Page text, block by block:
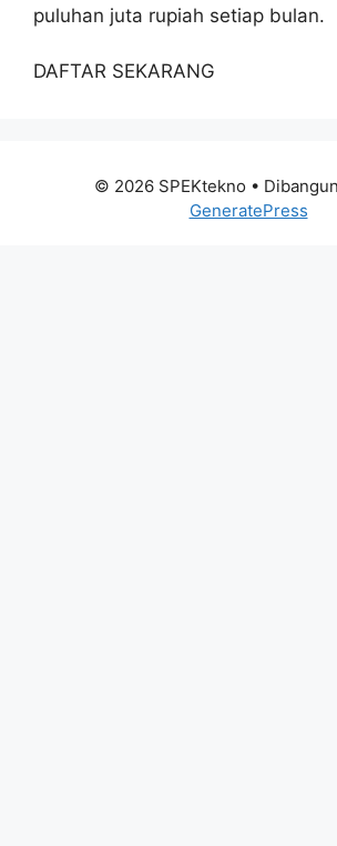
puluhan juta rupiah setiap bulan.
DAFTAR SEKARANG
© 2026 SPEKtekno •
GeneratePress